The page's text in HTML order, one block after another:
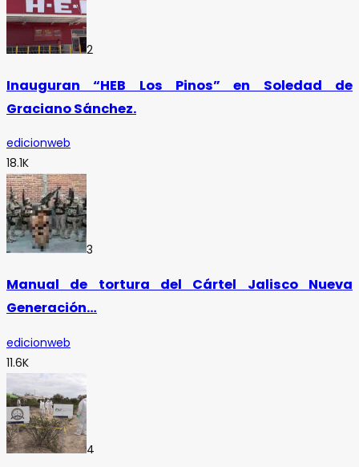
2
Inauguran “HEB Los Pinos” en Soledad de
Graciano Sánchez.
edicionweb
18.1K
3
Manual de tortura del Cártel Jalisco Nueva
Generación…
edicionweb
11.6K
4